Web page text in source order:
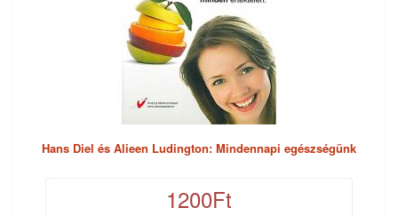
Hans Diel és Alieen Ludington: Mindennapi egészségünk
1200Ft